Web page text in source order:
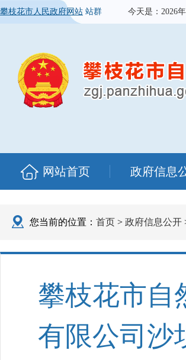
攀枝花市人民政府网站 站群 今天是： 2026
网站首页 政府信息
您当前的位置： 首页 > 政府信息公开
攀枝花市自
有限公司沙